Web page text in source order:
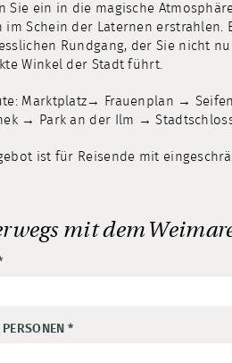
Sie ein in die magische
im Schein der Laternen erstrahlen.
Rundgang, der Sie nicht
Winkel der Stadt führt.
Marktplatz→ Frauenplan →
→ Park an der Ilm →
ist für Reisende mit
mit dem
*